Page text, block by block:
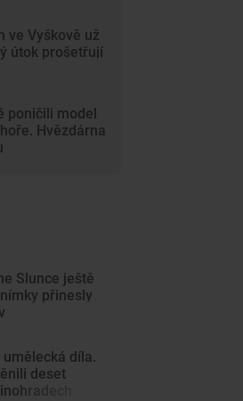
ve Vyškově už
útok prošetřují
poničili model
Hvězdárna
Slunce ještě
přinesly
díla.
deset